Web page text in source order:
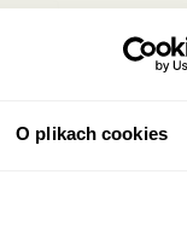
O plikach cookies
-5%